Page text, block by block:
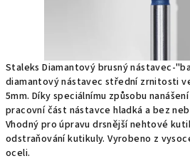
Staleks Diamantový brusný nástavec-
diamantový nástavec střední zrnitosti
5mm. Díky speciálnímu způsobu
pracovní část nástavce hladká a bez
Vhodný pro úpravu drsnější nehtové
odstraňování kutikuly. Vyrobeno z
oceli.